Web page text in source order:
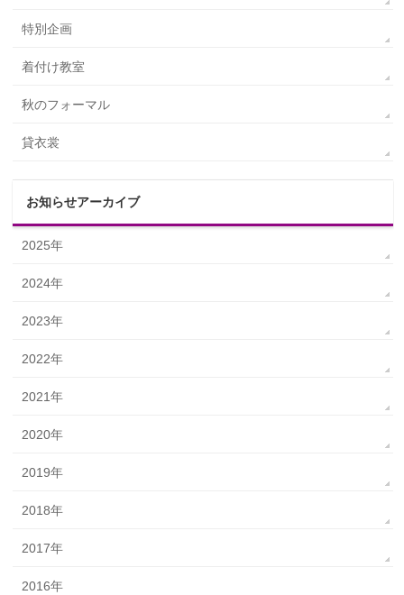
特別企画
着付け教室
秋のフォーマル
貸衣裳
お知らせアーカイブ
2025年
2024年
2023年
2022年
2021年
2020年
2019年
2018年
2017年
2016年